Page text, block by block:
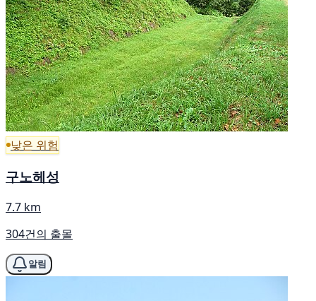
낮은 위험
구노헤성
7.7 km
304건의 출몰
알림